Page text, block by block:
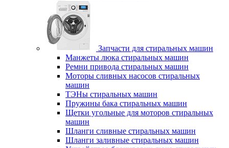
Запчасти для стиральных машин
Манжеты люка стиральных машин
Ремни привода стиральных машин
Моторы сливных насосов стиральных
машин
ТЭНы стиральных машин
Пружины бака стиральных машин
Щетки угольные для моторов стиральных
машин
Шланги сливные стиральных машин
Шланги заливные стиральных машин